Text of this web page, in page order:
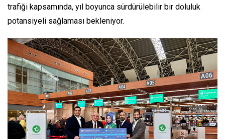
trafiği kapsamında, yıl boyunca sürdürülebilir bir doluluk
potansiyeli sağlaması bekleniyor.